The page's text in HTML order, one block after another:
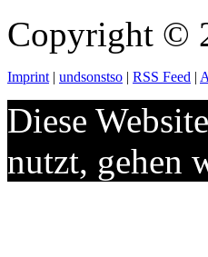
Copyright ©
Imprint| undsonstso | RSS Feed |
Diese
nutzt, gehen